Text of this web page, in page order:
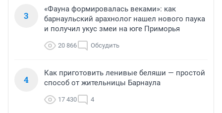
3
«Фауна формировалась веками»: как
барнаульский арахнолог нашел нового паука
и получил укус змеи на юге Приморья
20 866 Обсудить
4
Как приготовить ленивые беляши — простой
способ от жительницы Барнаула
17 430 4